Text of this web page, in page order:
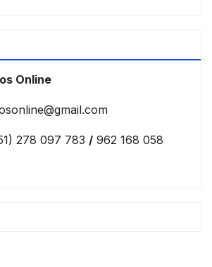
Online
278 097 783 / 962 168 058